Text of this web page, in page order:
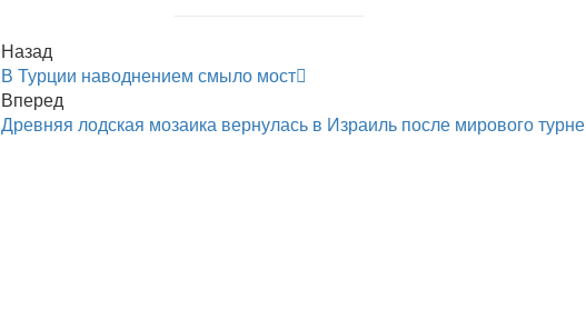
Назад
В Турции наводнением смыло мост
Вперед
Древняя лодская мозаика вернулась в Израиль после мирового турне